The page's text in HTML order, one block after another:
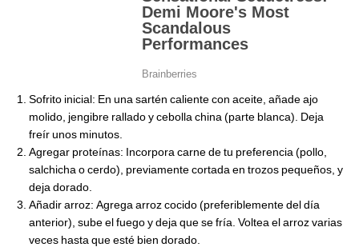
Sofrito inicial: En una sartén caliente con aceite, añade ajo
molido, jengibre rallado y cebolla china (parte blanca). Deja
freír unos minutos.
Agregar proteínas: Incorpora carne de tu preferencia (pollo,
salchicha o cerdo), previamente cortada en trozos pequeños, y
deja dorado.
Añadir arroz: Agrega arroz cocido (preferiblemente del día
anterior), sube el fuego y deja que se fría. Voltea el arroz varias
veces hasta que esté bien dorado.